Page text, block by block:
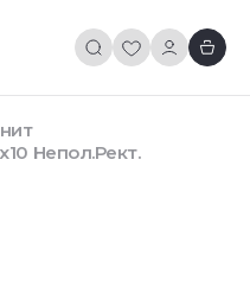
Непол.Рект.